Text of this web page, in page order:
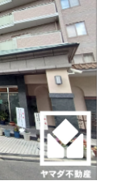
たしますため、
ていただきます
にご連絡くださ
🌟
いたお客様に最
！
割引特典も付い
様にヤマダポイ
す♪
ォーム！室内大
♪
ムは